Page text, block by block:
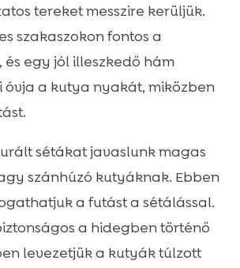
tereket messzire kerüljük.
szakaszokon fontos a
egy jól illeszkedő hám
óvja a kutya nyakát, miközben
sétákat javaslunk magas
szánhúzó kutyáknak. Ebben
a futást a sétálással.
a hidegben történő
levezetjük a kutyák túlzott